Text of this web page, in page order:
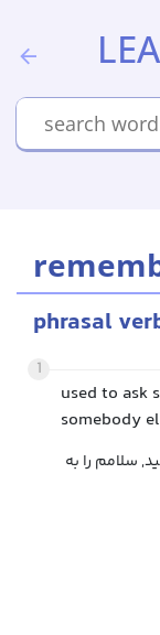
phrasal
1
used to ask
somebody
سلامم را به